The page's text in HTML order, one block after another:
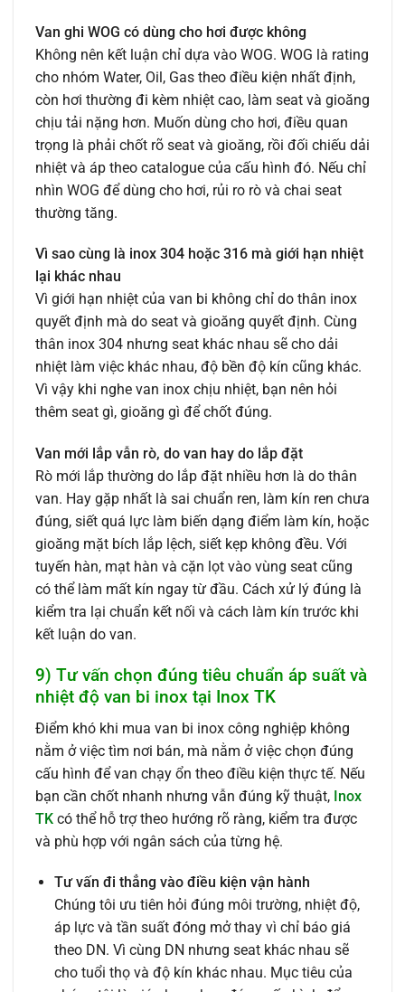
Van ghi WOG có dùng cho hơi được không
Không nên kết luận chỉ dựa vào WOG. WOG là rating
cho nhóm Water, Oil, Gas theo điều kiện nhất định,
còn hơi thường đi kèm nhiệt cao, làm seat và gioăng
chịu tải nặng hơn. Muốn dùng cho hơi, điều quan
trọng là phải chốt rõ seat và gioăng, rồi đối chiếu dải
nhiệt và áp theo catalogue của cấu hình đó. Nếu chỉ
nhìn WOG để dùng cho hơi, rủi ro rò và chai seat
thường tăng.
Vì sao cùng là inox 304 hoặc 316 mà giới hạn nhiệt
lại khác nhau
Vì giới hạn nhiệt của van bi không chỉ do thân inox
quyết định mà do seat và gioăng quyết định. Cùng
thân inox 304 nhưng seat khác nhau sẽ cho dải
nhiệt làm việc khác nhau, độ bền độ kín cũng khác.
Vì vậy khi nghe van inox chịu nhiệt, bạn nên hỏi
thêm seat gì, gioăng gì để chốt đúng.
Van mới lắp vẫn rò, do van hay do lắp đặt
Rò mới lắp thường do lắp đặt nhiều hơn là do thân
van. Hay gặp nhất là sai chuẩn ren, làm kín ren chưa
đúng, siết quá lực làm biến dạng điểm làm kín, hoặc
gioăng mặt bích lắp lệch, siết kẹp không đều. Với
tuyến hàn, mạt hàn và cặn lọt vào vùng seat cũng
có thể làm mất kín ngay từ đầu. Cách xử lý đúng là
kiểm tra lại chuẩn kết nối và cách làm kín trước khi
kết luận do van.
9) Tư vấn chọn đúng tiêu chuẩn áp suất và
nhiệt độ van bi inox tại Inox TK
Điểm khó khi mua van bi inox công nghiệp không
nằm ở việc tìm nơi bán, mà nằm ở việc chọn đúng
cấu hình để van chạy ổn theo điều kiện thực tế. Nếu
bạn cần chốt nhanh nhưng vẫn đúng kỹ thuật, Inox
TK có thể hỗ trợ theo hướng rõ ràng, kiểm tra được
và phù hợp với ngân sách của từng hệ.
Tư vấn đi thẳng vào điều kiện vận hành
Chúng tôi ưu tiên hỏi đúng môi trường, nhiệt độ,
áp lực và tần suất đóng mở thay vì chỉ báo giá
theo DN. Vì cùng DN nhưng seat khác nhau sẽ
cho tuổi thọ và độ kín khác nhau. Mục tiêu của